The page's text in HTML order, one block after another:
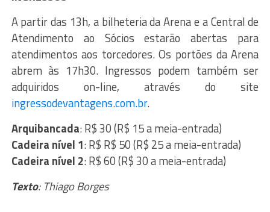
A partir das 13h, a bilheteria da Arena e a Central de
Atendimento ao Sócios estarão abertas para
atendimentos aos torcedores. Os portões da Arena
abrem às 17h30. Ingressos podem também ser
adquiridos on-line, através do site
ingressodevantagens.com.br.
Arquibancada: R$ 30 (R$ 15 a meia-entrada)
Cadeira nível 1: R$ R$ 50 (R$ 25 a meia-entrada)
Cadeira nível 2: R$ 60 (R$ 30 a meia-entrada)
Texto: Thiago Borges